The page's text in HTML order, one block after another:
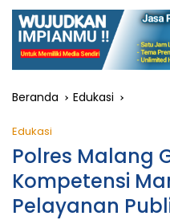
Beranda Edukasi
Edukasi
Polres Malang
Kompetensi
Pelayanan